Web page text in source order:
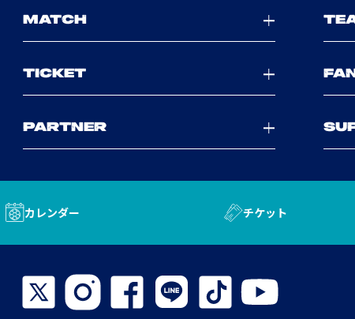
MATCH
TICKET
PARTNER
カレンダー チケット